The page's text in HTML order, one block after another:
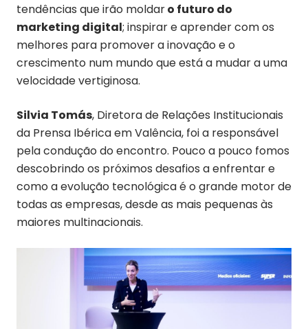
tendências que irão moldaro futuro do
marketing digital; inspirar e aprender com os
melhores para promover a inovação e o
crescimento num mundo que está a mudar a uma
velocidade vertiginosa.
Silvia Tomás, Diretora de Relações Institucionais
da Prensa Ibérica em Valência, foi a responsável
pela condução do encontro. Pouco a pouco fomos
descobrindo os próximos desafios a enfrentar e
como a evolução tecnológica é o grande motor de
todas as empresas, desde as mais pequenas às
maiores multinacionais.